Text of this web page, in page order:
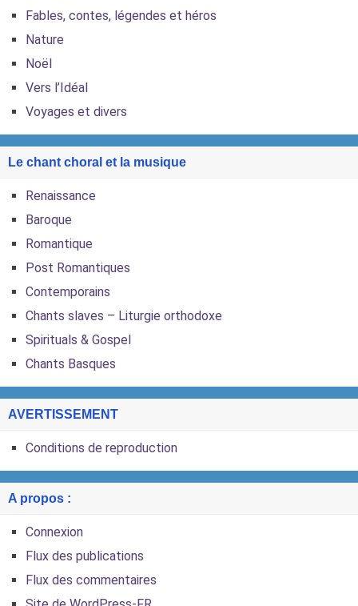
Fables, contes, légendes et héros
Nature
Noël
Vers l’Idéal
Voyages et divers
Le chant choral et la musique
Renaissance
Baroque
Romantique
Post Romantiques
Contemporains
Chants slaves – Liturgie orthodoxe
Spirituals & Gospel
Chants Basques
AVERTISSEMENT
Conditions de reproduction
A propos :
Connexion
Flux des publications
Flux des commentaires